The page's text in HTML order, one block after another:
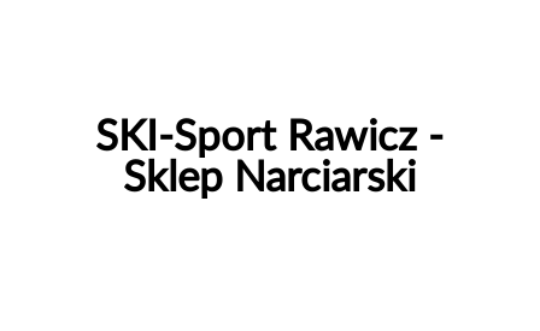
SKI-Sport Rawicz -
Sklep Narciarski